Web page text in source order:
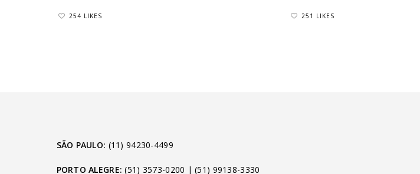
254 LIKES 251 LIKES
SÃO PAULO: (11) 94230-4499
PORTO ALEGRE: (51) 3573-0200 |(51) 99138-3330